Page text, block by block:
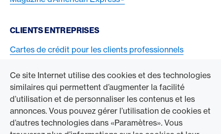
Ce site Internet utilise des cookies et des technologies
similaires qui permettent d’augmenter la facilité
d’utilisation et de personnaliser les contenus et les
annonces. Vous pouvez gérer l’utilisation de cookies et
d’autres technologies dans «Paramètres». Vous
CLIENTS ENTREPRISES
Cartes de crédit pour les clients professionnels
ACCÉDER À L’ENTREPRISE
Swisscard AECS GmbH